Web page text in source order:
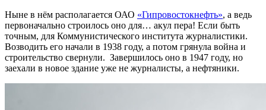
Ныне в нём располагается ОАО «Гипровостокнефть», а ведь
первоначально строилось оно для… акул пера! Если быть
точным, для Коммунистического института журналистики.
Возводить его начали в 1938 году, а потом грянула война и
строительство свернули. Завершилось оно в 1947 году, но
заехали в новое здание уже не журналисты, а нефтяники.